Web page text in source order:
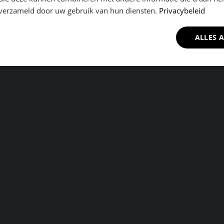
door uw gebruik van hun diensten. Privacybeleid
ALLES